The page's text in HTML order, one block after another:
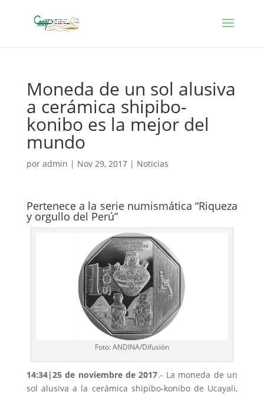
Moneda de un sol alusiva
a cerámica shipibo-
konibo es la mejor del
mundo
por admin | Nov 29, 2017| Noticias
Pertenece a la serie numismática “Riqueza
y orgullo del Perú”
Foto: ANDINA/Difusión
14:34|25 de noviembre de 2017.- La moneda de un
sol alusiva a la cerámica shipibo-konibo de Ucayali,